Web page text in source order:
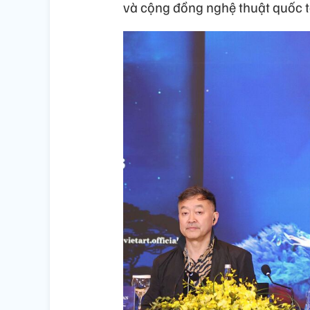
và cộng đồng nghệ thuật quốc